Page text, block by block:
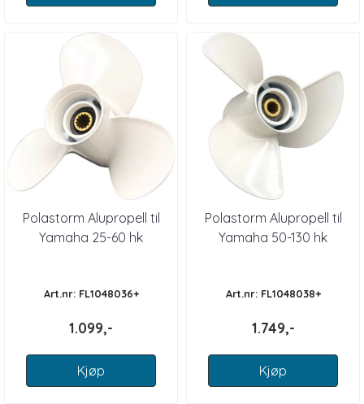
Polastorm Alupropell til
Yamaha 25-60 hk
Art.nr: FL1048036+
1.099,-
Kjøp
Polastorm Alupropell til
Yamaha 50-130 hk
Art.nr: FL1048038+
1.749,-
Kjøp